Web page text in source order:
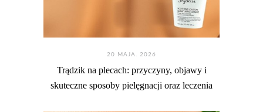
20 MAJA. 2026
Trądzik na plecach: przyczyny, objawy i
skuteczne sposoby pielęgnacji oraz leczenia